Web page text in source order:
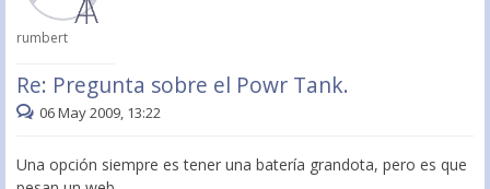
rumbert
Re: Pregunta sobre el Powr Tank.
06 May 2009, 13:22
Una opción siempre es tener una batería grandota, pero es que